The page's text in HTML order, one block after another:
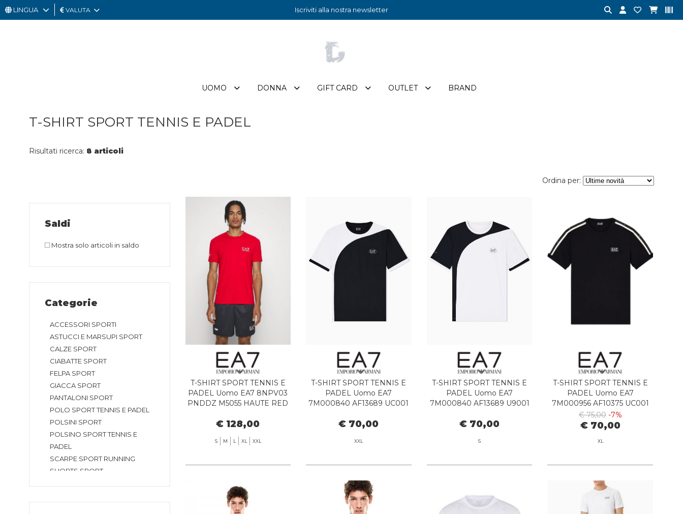
LINGUA VALUTA Iscriviti alla nostra newsletter
UOMO DONNA GIFT CARD OUTLET BRAND
T-SHIRT SPORT TENNIS E PADEL
Risultati ricerca: 8 articoli
Ordina per:
Saldi
Mostra solo articoli in saldo
Categorie
ACCESSORI SPORTI
ASTUCCI E MARSUPI SPORT
CALZE SPORT
CIABATTE SPORT
FELPA SPORT
GIACCA SPORT
PANTALONI SPORT
POLO SPORT TENNIS E PADEL
POLSINI SPORT
POLSINO SPORT TENNIS E
PADEL
SCARPE SPORT RUNNING
SHORTS SPORT
T-SHIRT SPORT TENNIS E
PADEL Uomo EA7 8NPV03
PNDDZ M5055 HAUTE RED
€ 128,00
S M L XL XXL
T-SHIRT SPORT TENNIS E
PADEL Uomo EA7
7M000840 AF13689 UC001
€ 70,00
XXL
T-SHIRT SPORT TENNIS E
PADEL Uomo EA7
7M000840 AF13689 U9001
€ 70,00
S
T-SHIRT SPORT TENNIS E
PADEL Uomo EA7
7M000956 AF10375 UC001
BLACK
€ 75,00 -7%
€ 70,00
XL